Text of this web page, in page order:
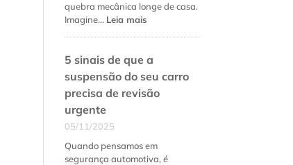
quebra mecânica longe de casa.
Imagine… Leia mais
cardan:
como
quebras
estrada
5 sinais de que a
suspensão do seu carro
precisa de revisão
urgente
05/11/2025
Quando pensamos em
segurança automotiva, é